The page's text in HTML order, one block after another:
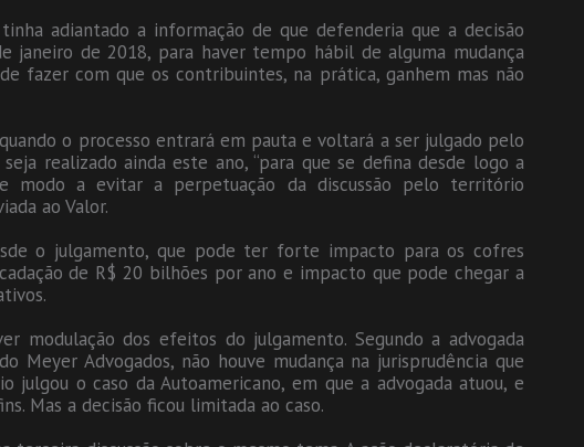
adiantado a informação de que defenderia que a decisão
janeiro de 2018, para haver tempo hábil de alguma mudança
fazer com que os contribuintes, na prática, ganhem mas não
o processo entrará em pauta e voltará a ser julgado pelo
realizado ainda este ano, “para que se defina desde logo a
modo a evitar a perpetuação da discussão pelo território
ao Valor.
o julgamento, que pode ter forte impacto para os cofres
de R$ 20 bilhões por ano e impacto que pode chegar a
modulação dos efeitos do julgamento. Segundo a advogada
Meyer Advogados, não houve mudança na jurisprudência que
julgou o caso da Autoamericano, em que a advogada atuou, e
Mas a decisão ficou limitada ao caso.